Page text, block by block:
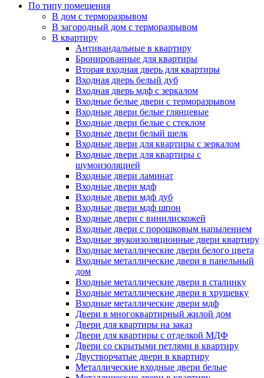
По типу помещения
В дом с терморазрывом
В загородный дом с терморазрывом
В квартиру
Антивандальные в квартиру
Бронированные для квартиры
Вторая входная дверь для квартиры
Входная дверь белый дуб
Входная дверь мдф с зеркалом
Входные белые двери с терморазрывом
Входные двери белые глянцевые
Входные двери белые с стеклом
Входные двери белый шелк
Входные двери для квартиры с зеркалом
Входные двери для квартиры с
шумоизоляцией
Входные двери ламинат
Входные двери мдф
Входные двери мдф дуб
Входные двери мдф шпон
Входные двери с винилискожей
Входные двери с порошковым напылением
Входные звукоизоляционные двери квартиру
Входные металлические двери белого цвета
Входные металлические двери в панельный
дом
Входные металлические двери в сталинку
Входные металлические двери в хрущевку
Входные металлические двери мдф
Двери в многоквартирный жилой дом
Двери для квартиры на заказ
Двери для квартиры с отделкой МДФ
Двери со скрытыми петлями в квартиру
Двустворчатые двери в квартиру
Металлические входные двери белые